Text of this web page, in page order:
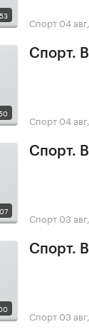
Спорт 04
Спорт.
Спорт 04
Спорт.
Спорт 03
Спорт.
Спорт 03